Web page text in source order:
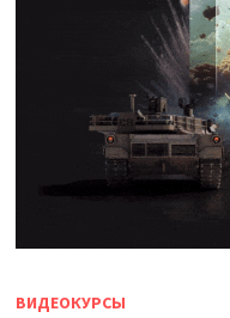
ВИДЕОКУРСЫ